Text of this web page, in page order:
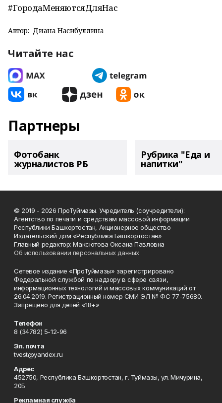
#ГородаМеняютсяДляНас
Автор: Диана Насибуллина
Читайте нас
Партнеры
Фотобанк
журналистов РБ
Рубрика "Еда и
напитки"
© 2019 - 2026 ПроТуймазы. Учредитель (соучредители):
Агентство по печати и средствам массовой информации
Республики Башкортостан, Акционерное общество
Издательский дом «Республика Башкортостан»
Главный редактор: Максютова Оксана Павловна
Об использовании персональных данных
Сетевое издание «ПроТуймазы» зарегистрировано
Федеральной службой по надзору в сфере связи,
информационных технологий и массовых коммуникаций от
26.04.2019. Регистрационный номер СМИ ЭЛ № ФС 77-75680.
Запрещено для детей «18+»
Телефон
8 (34782) 5-12-96
Эл. почта
tvest@yandex.ru
Адрес
452750, Республика Башкортостан, г. Туймазы, ул. Мичурина,
20Б
Рекламная служба